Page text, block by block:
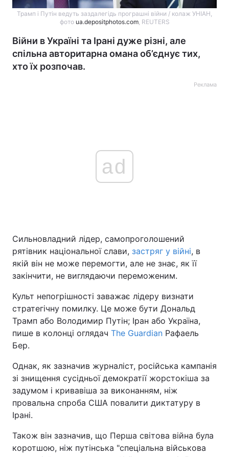
Трамп і Путін ведуть заздалегідь програшні війни / колаж УНІАН,
фото ua.depositphotos.com, REUTERS
Війни в Україні та Ірані дуже різні, але
спільна авторитарна омана об’єднує тих,
хто їх розпочав.
Реклама
ad
Сильновладний лідер, самопроголошений
рятівник національної слави, застряг у війні, в
якій він не може перемогти, але не знає, як її
закінчити, не виглядаючи переможеним.
Культ непогрішності заважає лідеру визнати
стратегічну помилку. Це може бути Дональд
Трамп або Володимир Путін; Іран або Україна,
пише в колонці оглядач The Guardian Рафаель
Бер.
Однак, як зазначив журналіст, російська кампанія
зі знищення сусідньої демократії жорстокіша за
задумом і кривавіша за виконанням, ніж
провальна спроба США повалити диктатуру в
Ірані.
Також він зазначив, що Перша світова війна була
коротшою, ніж путінська "спеціальна військова